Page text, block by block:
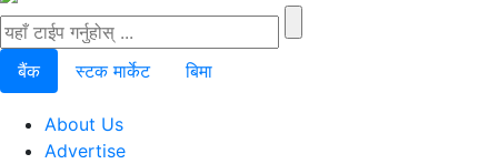
बैंक स्टक मार्केट बिमा
About Us
Advertise